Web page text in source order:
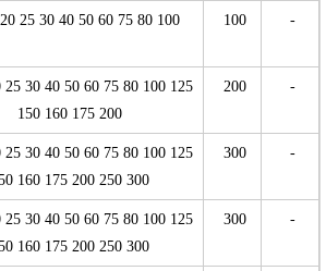
25 30 40 50 60 75 80 100 100 -
25 30 40 50 60 75 80 100 125
150 160 175 200
200 -
25 30 40 50 60 75 80 100 125
160 175 200 250 300
300 -
25 30 40 50 60 75 80 100 125
160 175 200 250 300
300 -